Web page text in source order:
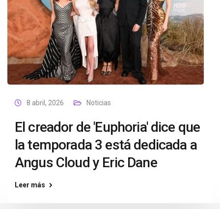
8 abril, 2026 Noticias
El creador de 'Euphoria' dice que
la temporada 3 está dedicada a
Angus Cloud y Eric Dane
Leer más